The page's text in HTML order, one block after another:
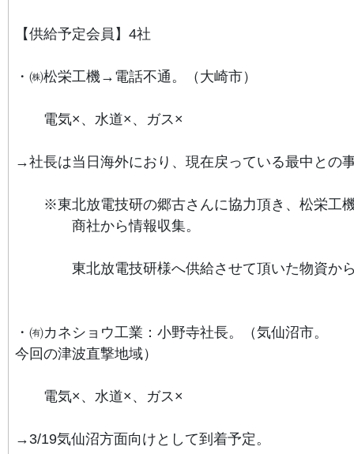
【供給予定会員】4社
・㈱松栄工機→電話不通。（大崎市）
電気×、水道×、ガス×
→社長は当日海外におり、現在戻っている最中との
※東北放電技研の郷古さんに協力頂き、 松栄工
商社から情報収集。
東北放電技研様へ供給させて頂いた物資から
・㈲カネショウ工業：小野寺社長。（気仙沼市。
今回の津波直撃地域）
電気×、水道×、ガス×
→3/19気仙沼方面向けとして到着予定。